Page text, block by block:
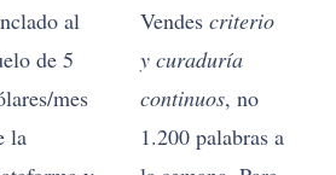
al
de 5
mes
la
Vendescriterio
y curaduría
continuos, no
1.200 palabras a